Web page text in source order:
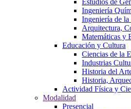
Estudios de
Ingeniería
Ingeniería de
Arquitectura,
Matemáticas y
Educación y Cultura
Ciencias de la
Industrias
Historia del
Historia,
Actividad Física y
Modalidad
Presencial